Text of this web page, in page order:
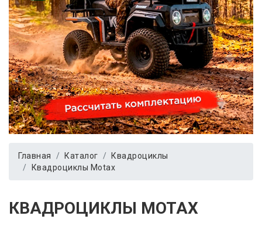
Главная Каталог
Квадроциклы
Квадроциклы Motax
КВАДРОЦИКЛЫ MOTAX